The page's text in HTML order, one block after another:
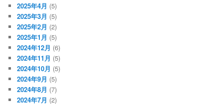
2025年4月 (5)
2025年3月 (5)
2025年2月 (2)
2025年1月 (5)
2024年12月 (6)
2024年11月 (5)
2024年10月 (5)
2024年9月 (5)
2024年8月 (7)
2024年7月 (2)